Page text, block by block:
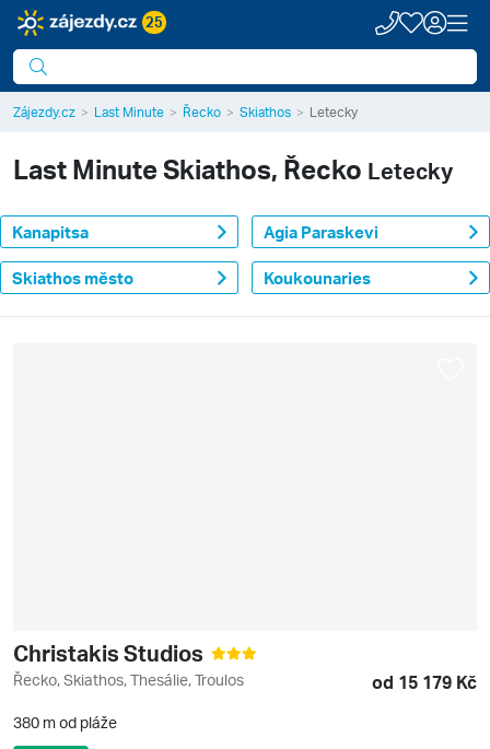
25
Zájezdy.cz Last Minute Řecko Skiathos Letecky
Last MinuteSkiathos, Řecko Letecky
Kanapitsa Agia Paraskevi
Skiathos město Koukounaries
Christakis Studios
Řecko, Skiathos, Thesálie, Troulos od 15 179 Kč
380 m od pláže